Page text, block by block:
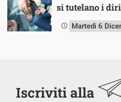
si tutelano i
Martedì 6
Iscriviti alla